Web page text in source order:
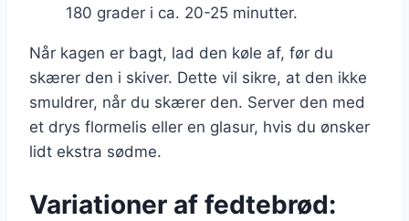
180 grader i ca. 20-25 minutter.
Når kagen er bagt, lad den køle af, før du
skærer den i skiver. Dette vil sikre, at den ikke
smuldrer, når du skærer den. Server den med
et drys flormelis eller en glasur, hvis du ønsker
lidt ekstra sødme.
Variationer af fedtebrød: